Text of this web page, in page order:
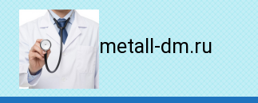
metall-dm.ru